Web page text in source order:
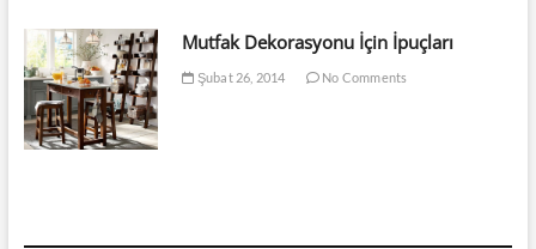
Mutfak Dekorasyonu İçin İpuçları
Şubat 26, 2014 No Comments